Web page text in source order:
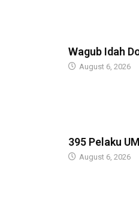
Wagub Idah
August 6, 2026
395 Pelaku
August 6, 2026